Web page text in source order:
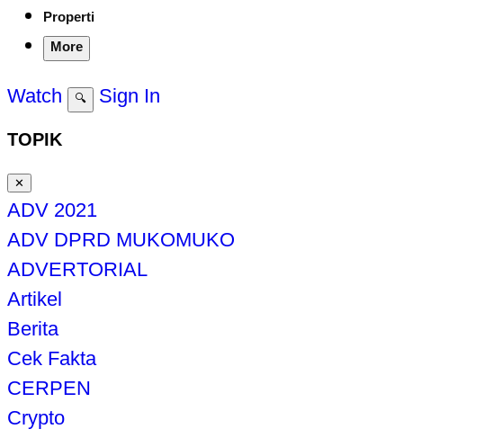
Properti
More
Watch 🔍 Sign In
TOPIK
✕
ADV 2021
ADV DPRD MUKOMUKO
ADVERTORIAL
Artikel
Berita
Cek Fakta
CERPEN
Crypto